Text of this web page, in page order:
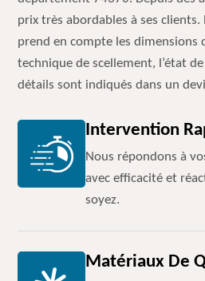
prix très abordables à ses clients.
prend en compte les dimensions
technique de scellement, l’état
détails sont indiqués dans un
Intervention
Nous répondons à
avec efficacité et
soyez.
Matériaux De